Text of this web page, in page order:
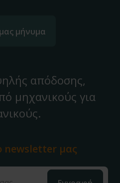
μήνυμα
απόδοσης,
μηχανικούς για
newsletter μας